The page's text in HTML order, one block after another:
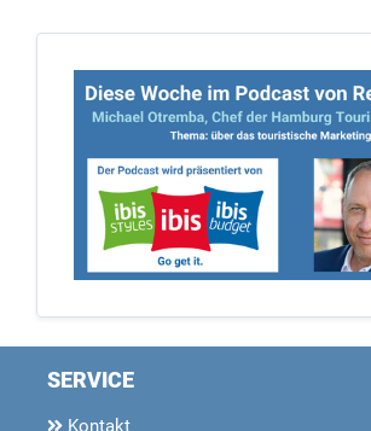
SERVICE
Kontakt